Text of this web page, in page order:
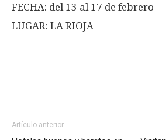
FECHA: del 13 al 17 de febrero
LUGAR: LA RIOJA
Artículo anterior